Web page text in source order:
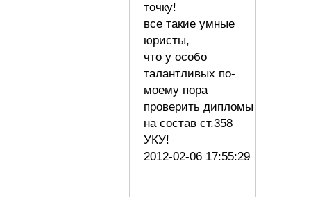
точку!
все такие умные
юристы,
что у особо
талантливых по-
моему пора
проверить дипломы
на состав ст.358
УКУ!
2012-02-06 17:55:29